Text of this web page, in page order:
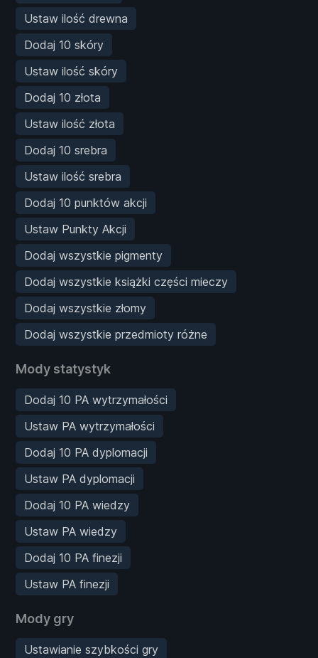
Ustaw ilość drewna
Dodaj 10 skóry
Ustaw ilość skóry
Dodaj 10 złota
Ustaw ilość złota
Dodaj 10 srebra
Ustaw ilość srebra
Dodaj 10 punktów akcji
Ustaw Punkty Akcji
Dodaj wszystkie pigmenty
Dodaj wszystkie książki części mieczy
Dodaj wszystkie złomy
Dodaj wszystkie przedmioty różne
Mody statystyk
Dodaj 10 PA wytrzymałości
Ustaw PA wytrzymałości
Dodaj 10 PA dyplomacji
Ustaw PA dyplomacji
Dodaj 10 PA wiedzy
Ustaw PA wiedzy
Dodaj 10 PA finezji
Ustaw PA finezji
Mody gry
Ustawianie szybkości gry